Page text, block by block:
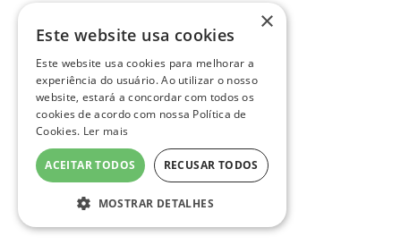
×
Este website usa cookies
Este website usa cookies para melhorar a
experiência do usuário. Ao utilizar o nosso
website, estará a concordar com todos os
cookies de acordo com nossa Política de
Cookies. Ler mais
ACEITAR TODOS RECUSAR TODOS
MOSTRAR DETALHES